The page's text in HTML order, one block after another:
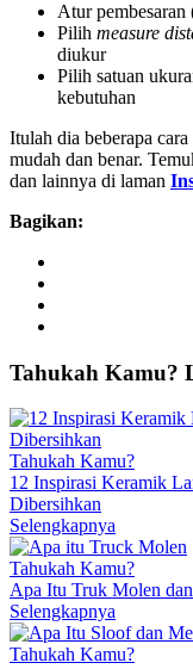
Atur pembesaran
Pilih measure
diukur
Pilih satuan
kebutuhan
Itulah dia beberapa
mudah dan benar.
dan lainnya di laman
Bagikan:
Tahukah Kamu?
Tahukah Kamu?
12 Inspirasi Keramik
Dibersihkan
Selengkapnya
Tahukah Kamu?
Apa Itu Truk Molen
Selengkapnya
Tahukah Kamu?